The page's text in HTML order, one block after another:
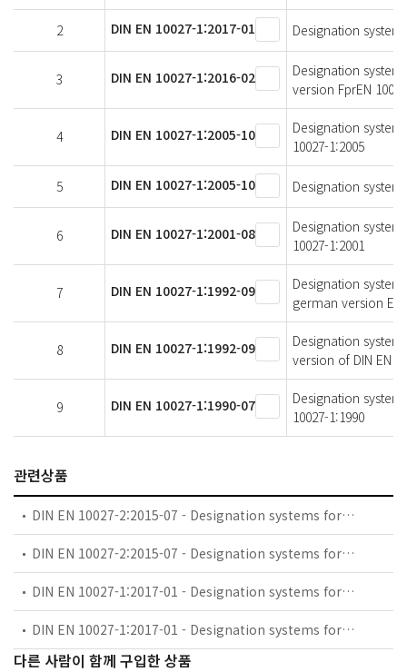
2 DIN EN 10027-1:2017-01 Designation
3 DIN EN 10027-1:2016-02
Designation
version FprEN
4 DIN EN 10027-1:2005-10
Designation
10027-1:2005
5 DIN EN 10027-1:2005-10 Designation
6 DIN EN 10027-1:2001-08
Designation
10027-1:2001
7 DIN EN 10027-1:1992-09
Designation
german version EN
8 DIN EN 10027-1:1992-09
Designation
version of DIN EN
9 DIN EN 10027-1:1990-07
Designation
10027-1:1990
관련상품
DIN EN 10027-2:2015-07 - Designation systems for steels - Part 2: Numerical system; German version EN 10027-2:2015
DIN EN 10027-2:2015-07 - Designation systems for steels - Part 2: Numerical system
DIN EN 10027-1:2017-01 - Designation systems for steels - Part 1: Steel names; German version EN 10027-1:2016
DIN EN 10027-1:2017-01 - Designation systems for steels - Part 1: Steel names
다른 사람이 함께 구입한 상품